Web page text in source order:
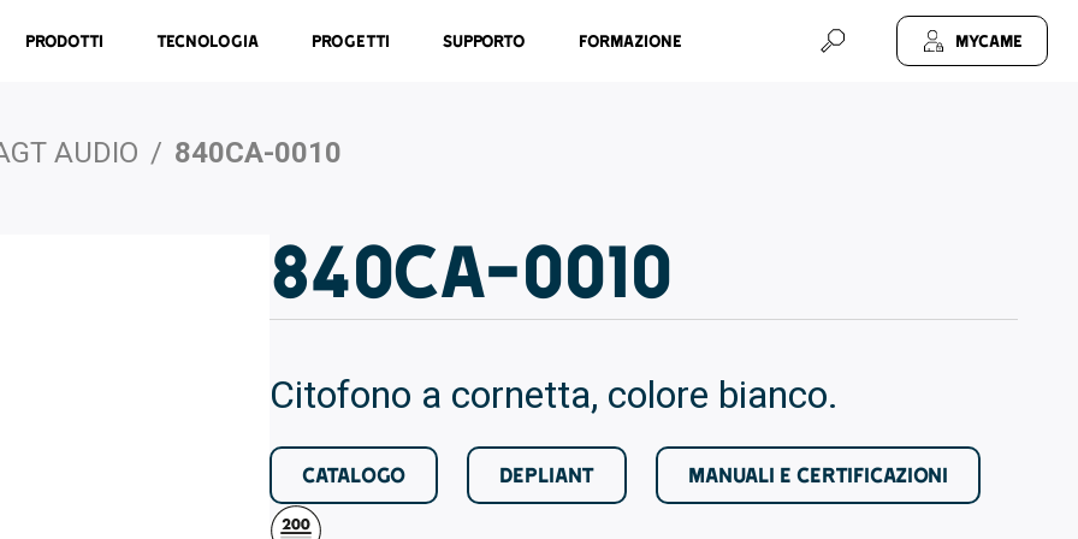
Prodotti Tecnologia Progetti Supporto Formazione MyCAME
AUDIO / 840CA-0010
840CA-0010
Citofono a cornetta, colore bianco.
CATALOGO DEPLIANT MANUALI E CERTIFICAZIONI